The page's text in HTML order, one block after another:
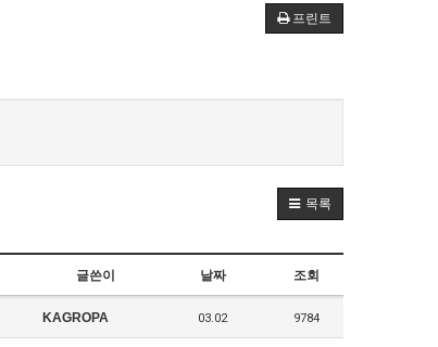
프린트
목록
글쓴이 날짜 조회
KAGROPA 03.02 9784